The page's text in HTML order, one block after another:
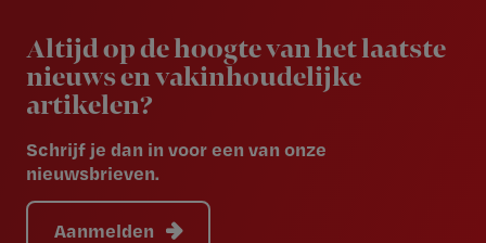
Altijd op de hoogte van het laatste
nieuws en vakinhoudelijke
artikelen?
Schrijf je dan in voor een van onze
nieuwsbrieven.
Aanmelden